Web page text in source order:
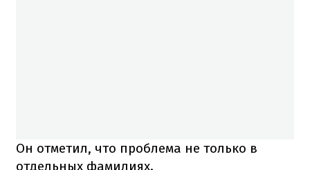
Он отметил, что проблема не только в
отдельных фамилиях.